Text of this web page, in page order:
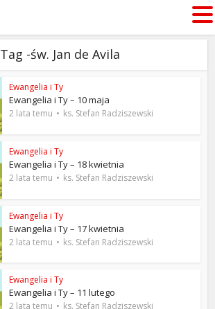
Tag -św. Jan de Avila
Ewangelia i Ty
Ewangelia i Ty – 10 maja
2 lata temu ks. Stefan Radziszewski
Ewangelia i Ty
Ewangelia i Ty – 18 kwietnia
2 lata temu ks. Stefan Radziszewski
Ewangelia i Ty
Ewangelia i Ty – 17 kwietnia
2 lata temu ks. Stefan Radziszewski
Ewangelia i Ty
Ewangelia i Ty – 11 lutego
2 lata temu ks. Stefan Radziszewski